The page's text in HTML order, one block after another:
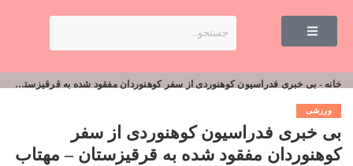
خانه - بی خبری فدراسیون کوهنوردی از سفر کوهنوردان مفقود شده به قرقیزستان – مهتاب من
ورزشی
بی خبری فدراسیون کوهنوردی از سفر
کوهنوردان مفقود شده به قرقیزستان – مهتاب